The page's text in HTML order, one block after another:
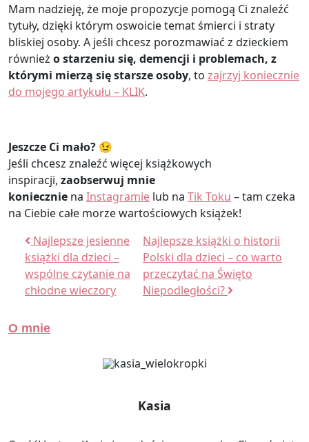
Mam nadzieję, że moje propozycje pomogą Ci znaleźć
tytuły, dzięki którym oswoicie temat śmierci i straty
bliskiej osoby. A jeśli chcesz porozmawiać z dzieckiem
również o starzeniu się, demencji i problemach, z
którymi mierzą się starsze osoby, to zajrzyj koniecznie
do mojego artykułu – KLIK.
Jeszcze Ci mało? 😉
Jeśli chcesz znaleźć więcej książkowych
inspiracji, zaobserwuj mnie
koniecznie na Instagramie lub na Tik Toku – tam czeka
na Ciebie całe morze wartościowych książek!
Nawigacja wpisu
Najlepsze jesienne
książki dla dzieci –
wspólne czytanie na
chłodne wieczory
Najlepsze książki o historii
Polski dla dzieci – co warto
przeczytać na Święto
Niepodległości?
O mnie
Kasia